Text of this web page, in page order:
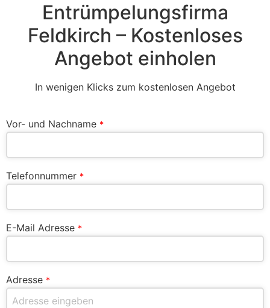
Entrümpelungsfirma
Feldkirch – Kostenloses
Angebot einholen
In wenigen Klicks zum kostenlosen Angebot
Vor- und Nachname *
Telefonnummer *
E-Mail Adresse *
Adresse *